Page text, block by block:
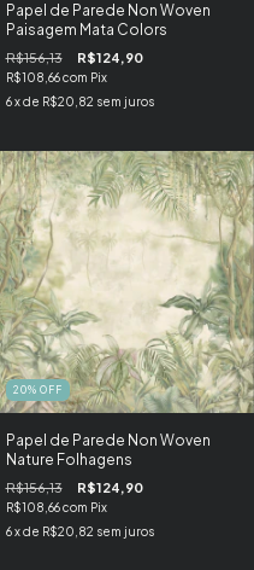
Papel de Parede Non Woven
Paisagem Mata Colors
R$156,13 R$124,90
R$108,66com Pix
6 x de R$20,82 sem juros
20% OFF
Papel de Parede Non Woven
Nature Folhagens
R$156,13 R$124,90
R$108,66com Pix
6 x de R$20,82 sem juros